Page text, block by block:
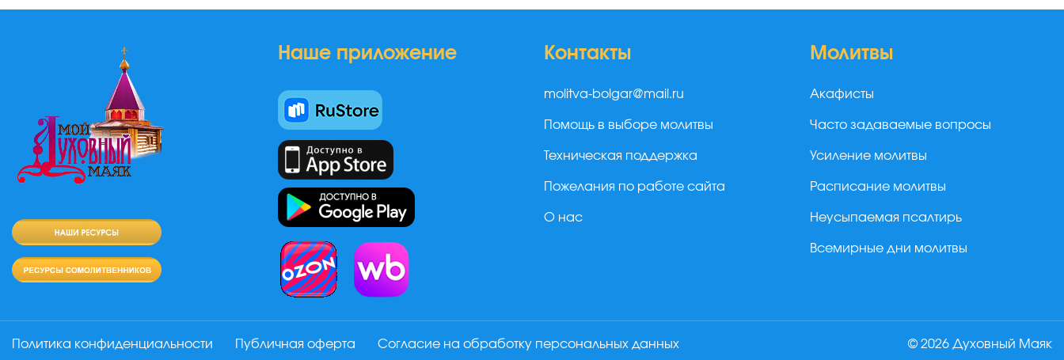
Наше приложение Контакты
molitva-bolgar@mail.ru
Помощь в выборе молитвы
Техническая поддержка
Пожелания по работе сайта
О нас
Молитвы
Акафисты
Часто задаваемые вопросы
Усиление молитвы
Расписание молитвы
Неусыпаемая псалтирь
Всемирные дни молитвы
Политика конфиденциальности Публичная оферта Согласие на обработку персональных данных © 2026 Духовный Маяк